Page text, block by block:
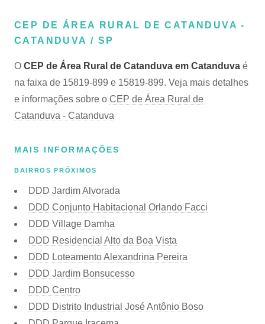
CEP DE ÁREA RURAL DE CATANDUVA -
CATANDUVA / SP
O CEP de Área Rural de Catanduva em Catanduva é
na faixa de 15819-899 e 15819-899. Veja mais detalhes
e informações sobre o CEP de Área Rural de
Catanduva - Catanduva
MAIS INFORMAÇÕES
BAIRROS PRÓXIMOS
DDD Jardim Alvorada
DDD Conjunto Habitacional Orlando Facci
DDD Village Damha
DDD Residencial Alto da Boa Vista
DDD Loteamento Alexandrina Pereira
DDD Jardim Bonsucesso
DDD Centro
DDD Distrito Industrial José Antônio Boso